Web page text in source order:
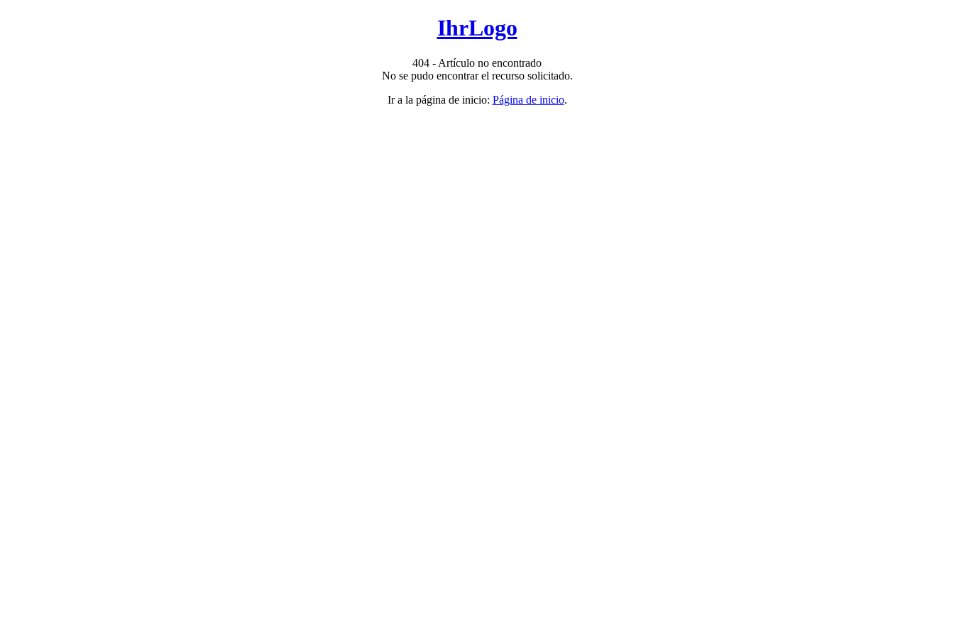
IhrLogo
404 - Artículo no encontrado
No se pudo encontrar el recurso solicitado.
Ir a la página de inicio: Página de inicio.